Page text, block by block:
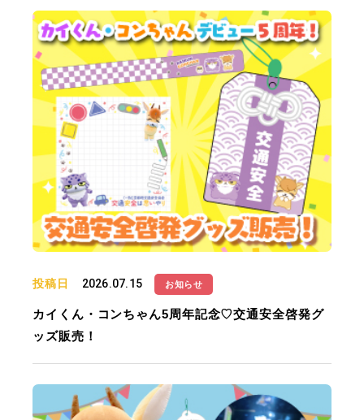
投稿日 2026.07.15 お知らせ
カイくん・コンちゃん5周年記念♡交通安全啓発グ
ッズ販売！